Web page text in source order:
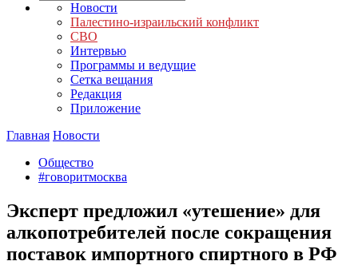
Новости
Палестино-израильский конфликт
СВО
Интервью
Программы и ведущие
Сетка вещания
Редакция
Приложение
Главная Новости
Общество
#говоритмосква
Эксперт предложил «утешение» для
алкопотребителей после сокращения
поставок импортного спиртного в РФ